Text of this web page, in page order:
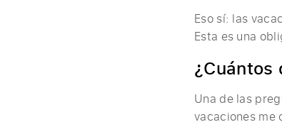
Eso sí: las
Esta es una
¿Cuántos
Una de las
vacaciones me